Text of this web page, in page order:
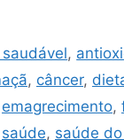
,
, câncer,
emagrecimento,
saúde, saúde